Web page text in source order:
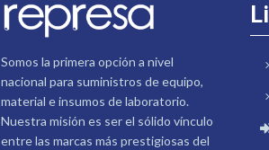
Somos la primera opción a nivel
nacional para suministros de equipo,
material e insumos de laboratorio.
Nuestra misión es ser el sólido vínculo
entre las marcas más prestigiosas del